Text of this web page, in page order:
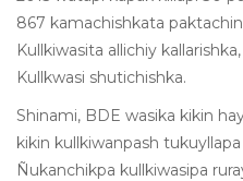
867 kamachishkata
Kullkiwasita allichiy
Kullkwasi shutichishka.
Shinami, BDE wasika kikin
kikin kullkiwanpash
Ñukanchikpa kullkiwasipa